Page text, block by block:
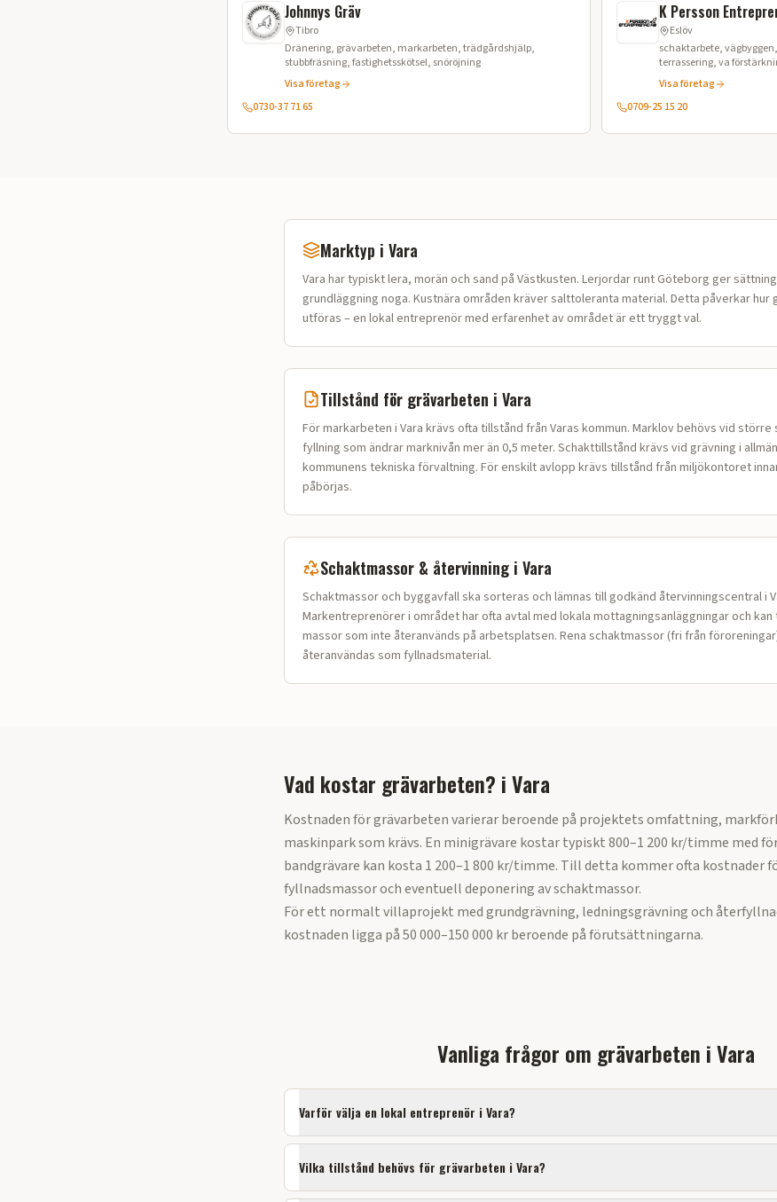
Johnnys Gräv
Tibro
Dränering, grävarbeten, markarbeten, trädgårdshjälp,
stubbfräsning, fastighetsskötsel, snöröjning
Visa företag
0730-37 71 65
K Persson
Eslöv
schaktarbete,
terrassering, va
avtäckning,
Visa företag
0709-25 15 20
Marktyp i Vara
Vara har typisktlera, morän och sand på Västkusten. Lerjordar runt Göteborg ger
grundläggning noga. Kustnära områden kräver salttoleranta material. Detta påverkar hur
utföras – en lokal entreprenör med erfarenhet av området är ett tryggt val.
Tillstånd för grävarbeten i Vara
För markarbeten i Vara krävs ofta tillstånd från Varas kommun. Marklov behövs vid
fyllning som ändrar marknivån mer än 0,5 meter. Schakttillstånd krävs vid grävning i
kommunens tekniska förvaltning. För enskilt avlopp krävs tillstånd från miljökontoret
påbörjas.
Schaktmassor & återvinning i Vara
Schaktmassor och bygg­avfall ska sorteras och lämnas till godkänd återvinningscentral i
Markentreprenörer i området har ofta avtal med lokala mottagningsanläggningar och
massor som inte återanvänds på arbetsplatsen. Rena schaktmassor (fri från
återanvändas som fyllnadsmaterial.
Vad kostar grävarbeten? iVara
Kostnaden för grävarbeten varierar beroende på projektets omfattning,
maskinpark som krävs. En minigrävare kostar typiskt 800–1 200 kr/timme med
bandgrävare kan kosta 1 200–1 800 kr/timme. Till detta kommer ofta kostnader
fyllnadsmassor och eventuell deponering av schaktmassor.
För ett normalt villaprojekt med grundgrävning, ledningsgrävning och
kostnaden ligga på 50 000–150 000 kr beroende på förutsättningarna.
Vanliga frågor om grävarbeten iVara
Varför välja en lokal entreprenör i Vara?
Vilka tillstånd behövs för grävarbeten i Vara?